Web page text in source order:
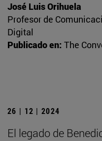
José Luis Orihuela
Profesor de
Digital
Publicado en: The
26 | 12 | 2024
El legado de